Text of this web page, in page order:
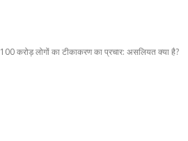
100 करोड़ लोगों का टीकाकरण का प्रचार: असलियत क्या है?